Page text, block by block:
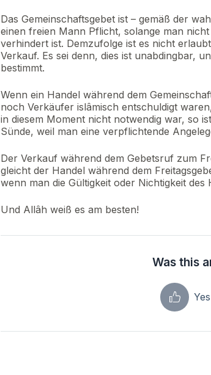
Das Gemeinschaftsgebet ist – gemäß der
einen freien Mann Pflicht, solange man
verhindert ist. Demzufolge ist es nicht
Verkauf. Es sei denn, dies ist unabdingbar,
bestimmt.
Wenn ein Handel während dem
noch Verkäufer islâmisch entschuldigt
in diesem Moment nicht notwendig war, so
Sünde, weil man eine verpflichtende
Der Verkauf während dem Gebetsruf zum
gleicht der Handel während dem
wenn man die Gültigkeit oder Nichtigkeit
Und Allâh weiß es am besten!
Was this
Yes